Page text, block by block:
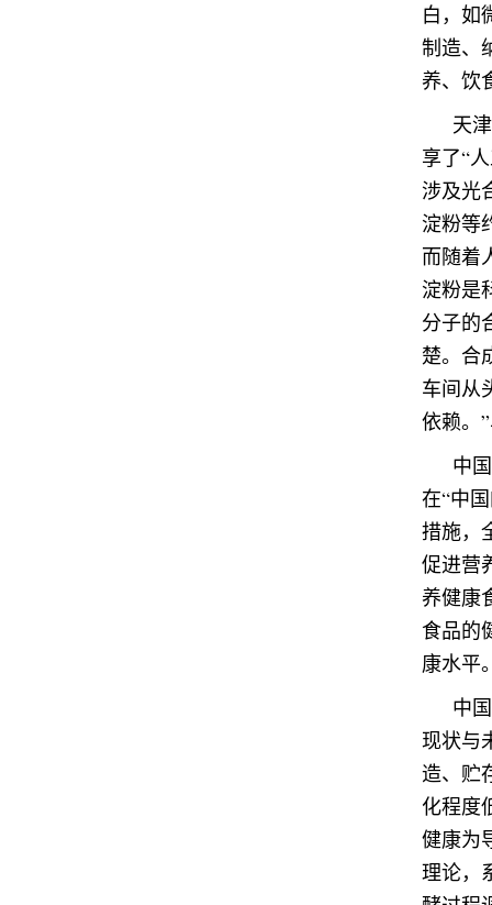
白，如
制造、
养、饮
天
享了“
涉及光
淀粉等
而随着
淀粉是
分子的
楚。合
车间从
依赖。
中
在“中
措施，
促进营
养健康
食品的
康水平
中
现状与
造、贮
化程度
健康为
理论，